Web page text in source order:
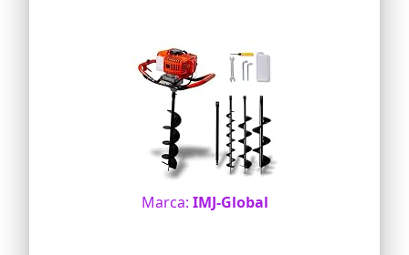
Marca: IMJ-Global